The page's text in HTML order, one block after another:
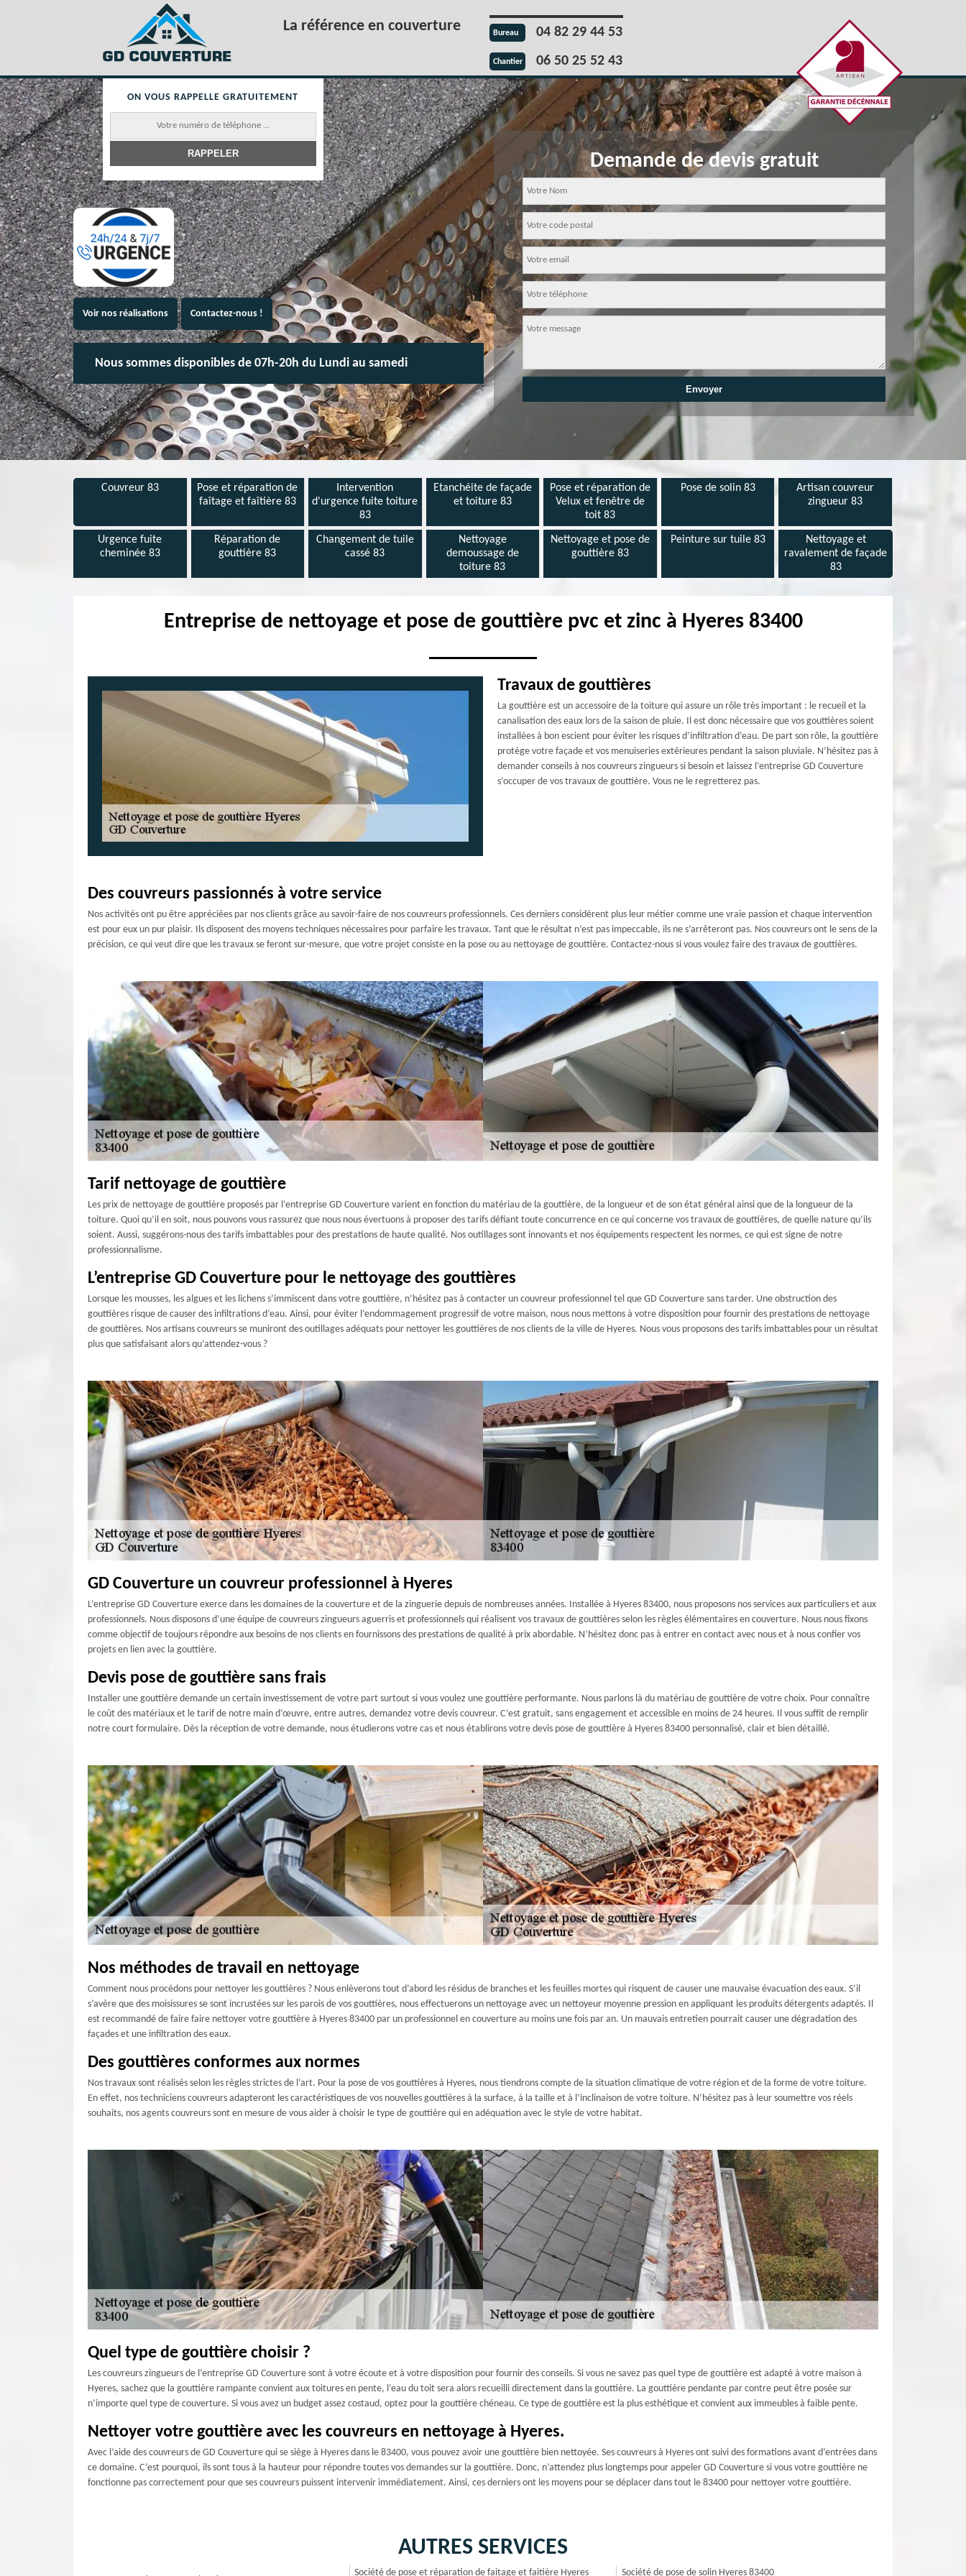
La référence en couverture Bureau 04 82 29 44 53
Chantier 06 50 25 52 43
Voir nos réalisations Contactez-nous !
Nous sommes disponibles de 07h-20h du Lundi au samedi
Demande de devis gratuit
ON VOUS RAPPELLE GRATUITEMENT
Couvreur 83
Pose et réparation de
faîtage et faîtière 83
Intervention
d'urgence fuite toiture
83
Etanchéite de façade
et toiture 83
Pose et réparation de
Velux et fenêtre de
toit 83
Pose de solin 83
Artisan couvreur
zingueur 83
Urgence fuite
cheminée 83
Réparation de
gouttière 83
Changement de tuile
cassé 83
Nettoyage
demoussage de
toiture 83
Nettoyage et pose de
gouttière 83
Peinture sur tuile 83
Nettoyage et
ravalement de façade
83
Entreprise de nettoyage et pose de gouttière pvc et zinc à Hyeres 83400
Travaux de gouttières
La gouttière est un accessoire de la toiture qui assure un rôle très important : le recueil et la
canalisation des eaux lors de la saison de pluie. Il est donc nécessaire que vos gouttières soient
installées à bon escient pour éviter les risques d’infiltration d’eau. De part son rôle, la gouttière
protège votre façade et vos menuiseries extérieures pendant la saison pluviale. N’hésitez pas à
demander conseils à nos couvreurs zingueurs si besoin et laissez l’entreprise GD Couverture
s’occuper de vos travaux de gouttière. Vous ne le regretterez pas.
Des couvreurs passionnés à votre service
Nos activités ont pu être appréciées par nos clients grâce au savoir-faire de nos couvreurs professionnels. Ces derniers considèrent plus leur métier comme une vraie passion et chaque intervention
est pour eux un pur plaisir. Ils disposent des moyens techniques nécessaires pour parfaire les travaux. Tant que le résultat n’est pas impeccable, ils ne s’arrêteront pas. Nos couvreurs ont le sens de la
précision, ce qui veut dire que les travaux se feront sur-mesure, que votre projet consiste en la pose ou au nettoyage de gouttière. Contactez-nous si vous voulez faire des travaux de gouttières.
Tarif nettoyage de gouttière
Les prix de nettoyage de gouttière proposés par l’entreprise GD Couverture varient en fonction du matériau de la gouttière, de la longueur et de son état général ainsi que de la longueur de la
toiture. Quoi qu’il en soit, nous pouvons vous rassurez que nous nous évertuons à proposer des tarifs défiant toute concurrence en ce qui concerne vos travaux de gouttières, de quelle nature qu’ils
soient. Aussi, suggérons-nous des tarifs imbattables pour des prestations de haute qualité. Nos outillages sont innovants et nos équipements respectent les normes, ce qui est signe de notre
professionnalisme.
L’entreprise GD Couverture pour le nettoyage des gouttières
Lorsque les mousses, les algues et les lichens s’immiscent dans votre gouttière, n’hésitez pas à contacter un couvreur professionnel tel que GD Couverture sans tarder. Une obstruction des
gouttières risque de causer des infiltrations d’eau. Ainsi, pour éviter l’endommagement progressif de votre maison, nous nous mettons à votre disposition pour fournir des prestations de nettoyage
de gouttières. Nos artisans couvreurs se muniront des outillages adéquats pour nettoyer les gouttières de nos clients de la ville de Hyeres. Nous vous proposons des tarifs imbattables pour un résultat
plus que satisfaisant alors qu’attendez-vous ?
GD Couverture un couvreur professionnel à Hyeres
L’entreprise GD Couverture exerce dans les domaines de la couverture et de la zinguerie depuis de nombreuses années. Installée à Hyeres 83400, nous proposons nos services aux particuliers et aux
professionnels. Nous disposons d’une équipe de couvreurs zingueurs aguerris et professionnels qui réalisent vos travaux de gouttières selon les règles élémentaires en couverture. Nous nous fixons
comme objectif de toujours répondre aux besoins de nos clients en fournissons des prestations de qualité à prix abordable. N’hésitez donc pas à entrer en contact avec nous et à nous confier vos
projets en lien avec la gouttière.
Devis pose de gouttière sans frais
Installer une gouttière demande un certain investissement de votre part surtout si vous voulez une gouttière performante. Nous parlons là du matériau de gouttière de votre choix. Pour connaître
le coût des matériaux et le tarif de notre main d’œuvre, entre autres, demandez votre devis couvreur. C’est gratuit, sans engagement et accessible en moins de 24 heures. Il vous suffit de remplir
notre court formulaire. Dès la réception de votre demande, nous étudierons votre cas et nous établirons votre devis pose de gouttière à Hyeres 83400 personnalisé, clair et bien détaillé.
Nos méthodes de travail en nettoyage
Comment nous procédons pour nettoyer les gouttières ? Nous enlèverons tout d’abord les résidus de branches et les feuilles mortes qui risquent de causer une mauvaise évacuation des eaux. S’il
s’avère que des moisissures se sont incrustées sur les parois de vos gouttières, nous effectuerons un nettoyage avec un nettoyeur moyenne pression en appliquant les produits détergents adaptés. Il
est recommandé de faire faire nettoyer votre gouttière à Hyeres 83400 par un professionnel en couverture au moins une fois par an. Un mauvais entretien pourrait causer une dégradation des
façades et une infiltration des eaux.
Des gouttières conformes aux normes
Nos travaux sont réalisés selon les règles strictes de l’art. Pour la pose de vos gouttières à Hyeres, nous tiendrons compte de la situation climatique de votre région et de la forme de votre toiture.
En effet, nos techniciens couvreurs adapteront les caractéristiques de vos nouvelles gouttières à la surface, à la taille et à l’inclinaison de votre toiture. N’hésitez pas à leur soumettre vos réels
souhaits, nos agents couvreurs sont en mesure de vous aider à choisir le type de gouttière qui en adéquation avec le style de votre habitat.
Quel type de gouttière choisir ?
Les couvreurs zingueurs de l’entreprise GD Couverture sont à votre écoute et à votre disposition pour fournir des conseils. Si vous ne savez pas quel type de gouttière est adapté à votre maison à
Hyeres, sachez que la gouttière rampante convient aux toitures en pente, l’eau du toit sera alors recueilli directement dans la gouttière. La gouttière pendante par contre peut être posée sur
n’importe quel type de couverture. Si vous avez un budget assez costaud, optez pour la gouttière chéneau. Ce type de gouttière est la plus esthétique et convient aux immeubles à faible pente.
Nettoyer votre gouttière avec les couvreurs en nettoyage à Hyeres.
Avec l’aide des couvreurs de GD Couverture qui se siège à Hyeres dans le 83400, vous pouvez avoir une gouttière bien nettoyée. Ses couvreurs à Hyeres ont suivi des formations avant d’entrées dans
ce domaine. C’est pourquoi, ils sont tous à la hauteur pour répondre toutes vos demandes sur la gouttière. Donc, n’attendez plus longtemps pour appeler GD Couverture si vous votre gouttière ne
fonctionne pas correctement pour que ses couvreurs puissent intervenir immédiatement. Ainsi, ces derniers ont les moyens pour se déplacer dans tout le 83400 pour nettoyer votre gouttière.
AUTRES SERVICES
Société de pose et réparation de faitage et faitière Hyeres Société de pose de solin Hyeres 83400